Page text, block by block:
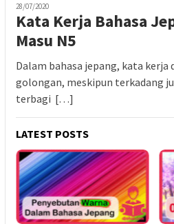
28/07/2020
Kata Kerja Bahasa
Masu N5
Dalam bahasa jepang, kata
golongan, meskipun terkadang
terbagi […]
LATEST POSTS